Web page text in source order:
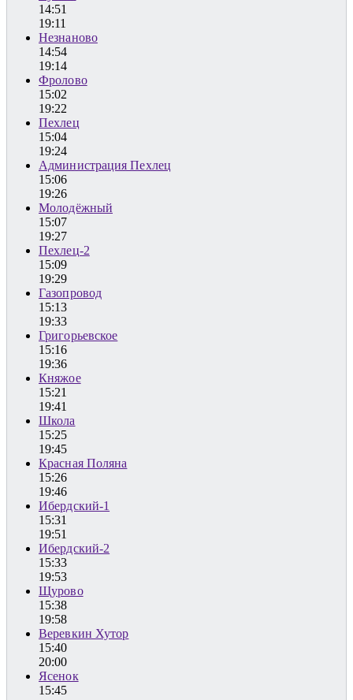
14:51
19:11
Незнаново
14:54
19:14
Фролово
15:02
19:22
Пехлец
15:04
19:24
Администрация Пехлец
15:06
19:26
Молодёжный
15:07
19:27
Пехлец-2
15:09
19:29
Газопровод
15:13
19:33
Григорьевское
15:16
19:36
Княжое
15:21
19:41
Школа
15:25
19:45
Красная Поляна
15:26
19:46
Ибердский-1
15:31
19:51
Ибердский-2
15:33
19:53
Щурово
15:38
19:58
Веревкин Хутор
15:40
20:00
Ясенок
15:45